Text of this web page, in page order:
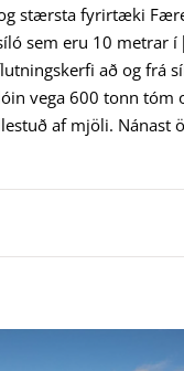
stærsta fyrirtæki
sem eru 10 metrar í
að og frá
vega 600 tonn tóm
af mjöli. Nánast